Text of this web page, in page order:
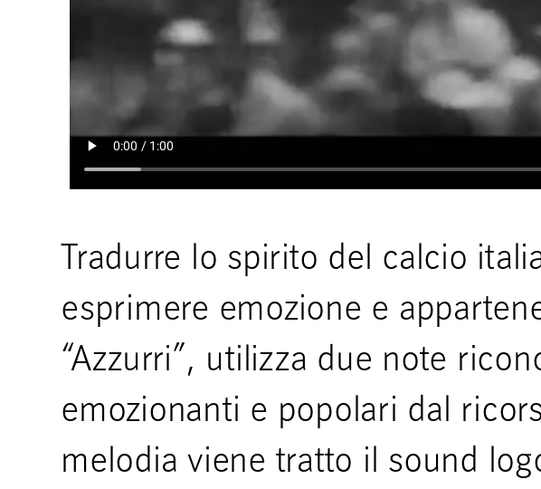
Tradurre lo spirito del calcio
esprimere emozione e
“Azzurri”, utilizza due note
emozionanti e popolari dal
melodia viene tratto il sound